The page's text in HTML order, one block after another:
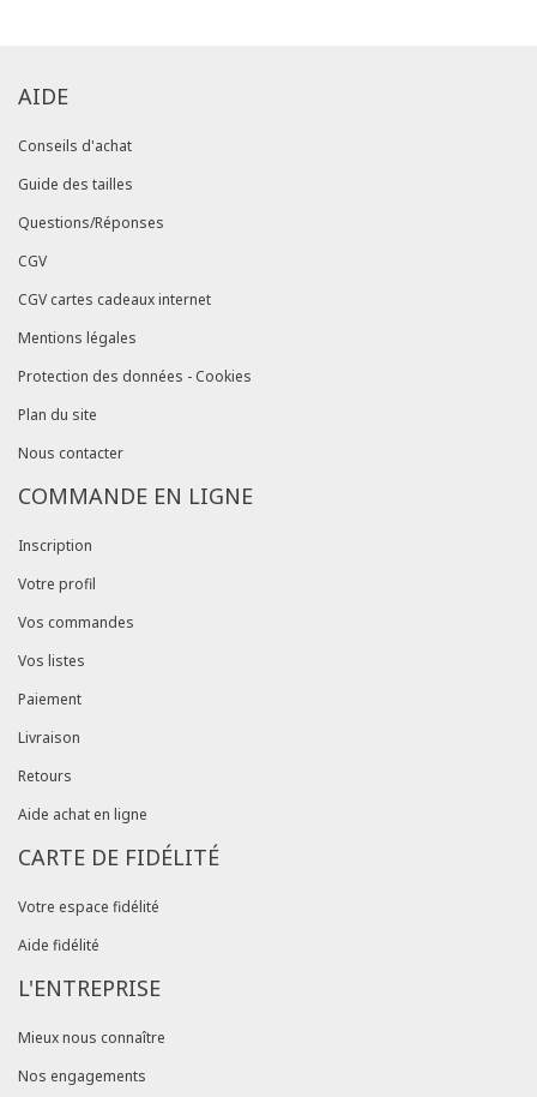
AIDE
Conseils d'achat
Guide des tailles
Questions/Réponses
CGV
CGV cartes cadeaux internet
Mentions légales
Protection des données - Cookies
Plan du site
Nous contacter
COMMANDE EN LIGNE
Inscription
Votre profil
Vos commandes
Vos listes
Paiement
Livraison
Retours
Aide achat en ligne
CARTE DE FIDÉLITÉ
Votre espace fidélité
Aide fidélité
L'ENTREPRISE
Mieux nous connaître
Nos engagements